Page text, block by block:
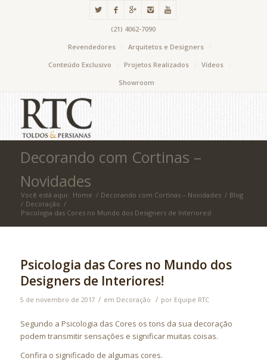
(21) 4062-7090
Revendedores
Arquitetos e Designers
Conteúdo Exclusivo
Projetos Realizados
Vídeos
Showroom
Decorando com Cortinas –
Novidades
Você está aqui: Home / Decorando com Cortinas – Novidades / Blog
/ Decoração /
Psicologia das Cores no Mundo dos Designers de Interiores!
Psicologia das Cores no Mundo dos
Designers de Interiores!
5 de novembro de 2017 / em Decoração / por Equipe RTC
Segundo a Psicologia das Cores os tons da sua decoração
podem transmitir sensações e significar muitas coisas.
Confira o significado de algumas cores.